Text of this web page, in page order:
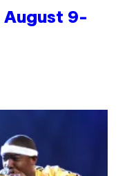
August 9-